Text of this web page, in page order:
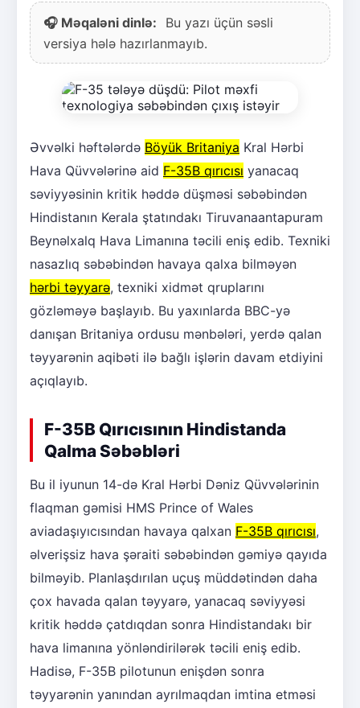
🎧 Məqaləni dinlə:
Bu yazı üçün səsli
versiya hələ hazırlanmayıb.
Əvvəlki həftələrdə Böyük Britaniya Kral Hərbi
Hava Qüvvələrinə aid F-35B qırıcısı yanacaq
səviyyəsinin kritik həddə düşməsi səbəbindən
Hindistanın Kerala ştatındakı Tiruvanaantapuram
Beynəlxalq Hava Limanına təcili eniş edib. Texniki
nasazlıq səbəbindən havaya qalxa bilməyən
hərbi təyyarə, texniki xidmət qruplarını
gözləməyə başlayıb. Bu yaxınlarda BBC-yə
danışan Britaniya ordusu mənbələri, yerdə qalan
təyyarənin aqibəti ilə bağlı işlərin davam etdiyini
açıqlayıb.
F-35B Qırıcısının Hindistanda
Qalma Səbəbləri
Bu il iyunun 14-də Kral Hərbi Dəniz Qüvvələrinin
flaqman gəmisi HMS Prince of Wales
aviadaşıyıcısından havaya qalxan F-35B qırıcısı,
əlverişsiz hava şəraiti səbəbindən gəmiyə qayıda
bilməyib. Planlaşdırılan uçuş müddətindən daha
çox havada qalan təyyarə, yanacaq səviyyəsi
kritik həddə çatdıqdan sonra Hindistandakı bir
hava limanına yönləndirilərək təcili eniş edib.
Hadisə, F-35B pilotunun enişdən sonra
təyyarənin yanından ayrılmaqdan imtina etməsi